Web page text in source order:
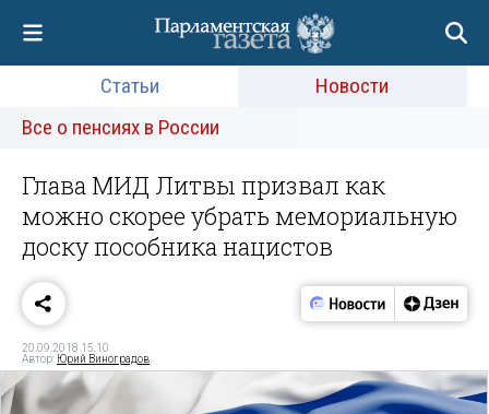
Статьи
Новости
Все о пенсиях в России
Глава МИД Литвы призвал как
можно скорее убрать мемориальную
доску пособника нацистов
20.09.2018 15:10
Автор: Юрий Виноградов